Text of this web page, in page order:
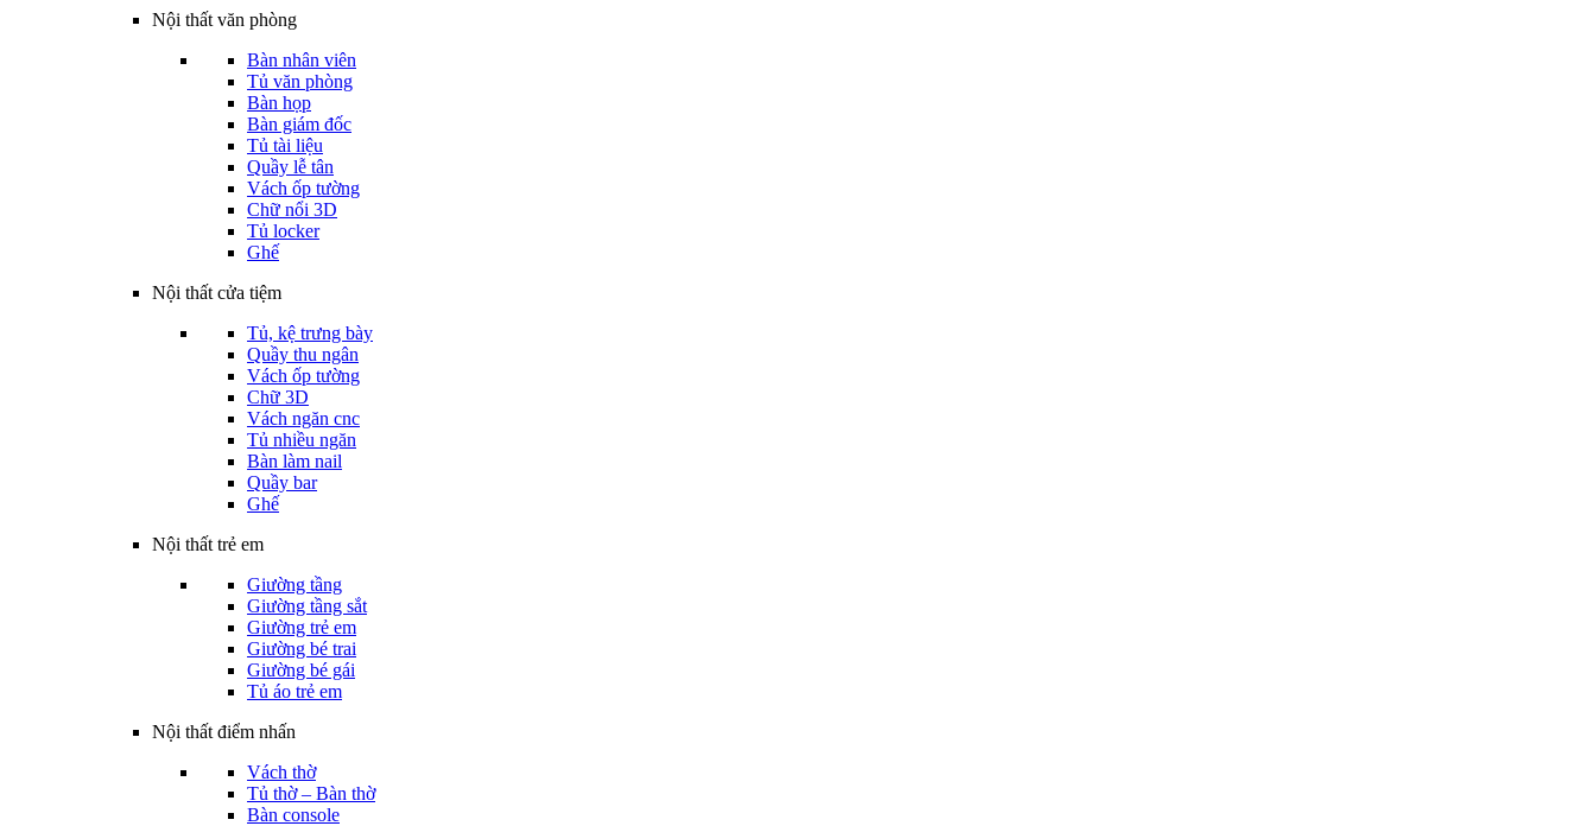
Nội thất văn phòng
Bàn nhân viên
Tủ văn phòng
Bàn họp
Bàn giám đốc
Tủ tài liệu
Quầy lễ tân
Vách ốp tường
Chữ nổi 3D
Tủ locker
Ghế
Nội thất cửa tiệm
Tủ, kệ trưng bày
Quầy thu ngân
Vách ốp tường
Chữ 3D
Vách ngăn cnc
Tủ nhiều ngăn
Bàn làm nail
Quầy bar
Ghế
Nội thất trẻ em
Giường tầng
Giường tầng sắt
Giường trẻ em
Giường bé trai
Giường bé gái
Tủ áo trẻ em
Nội thất điểm nhấn
Vách thờ
Tủ thờ – Bàn thờ
Bàn console